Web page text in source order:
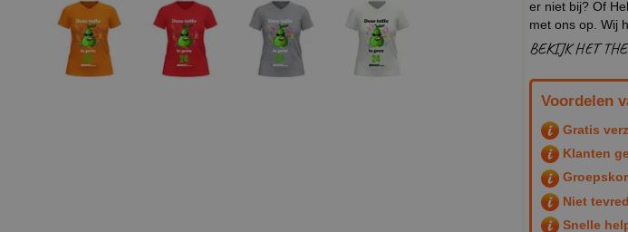
er niet bij? Of
met ons op. Wij
BEKIJK HET
Voordelen
Gratis
Klanten
Niet
Snelle